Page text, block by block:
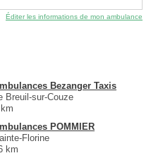
Éditer les informations de mon ambulance
Bezanger Taxis
Breuil-sur-Couze
POMMIER
Florine
km